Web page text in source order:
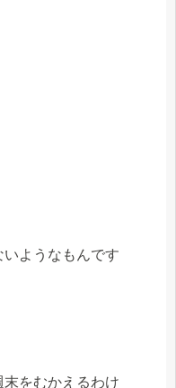
ようなもんです
をむかえるわけ